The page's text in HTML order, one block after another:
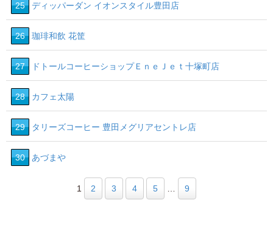
25 ディッパーダン イオンスタイル豊田店
26 珈琲和飲 花筐
27 ドトールコーヒーショップＥｎｅＪｅｔ十塚町店
28 カフェ太陽
29 タリーズコーヒー 豊田メグリアセントレ店
30 あづまや
1 2 3 4 5 9